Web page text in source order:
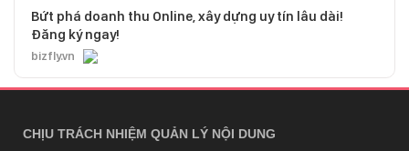
Bứt phá doanh thu Online, xây dựng uy tín lâu dài!
Đăng ký ngay!
bizfly.vn
CHỊU TRÁCH NHIỆM QUẢN LÝ NỘI DUNG